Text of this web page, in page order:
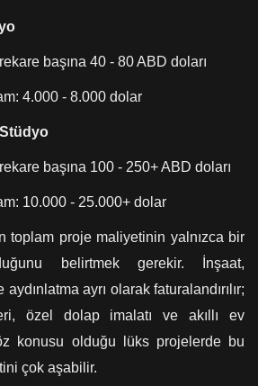
başına 40 - 80 ABD doları
4.000 - 8.000 dolar
başına 100 - 250+ ABD doları
10.000 - 25.000+ dolar
toplam proje maliyetinin yalnızca bir
belirtmek gerekir. İnşaat,
ayrı olarak faturalandırılır;
özel dolap imalatı ve akıllı ev
konusu olduğu lüks projelerde bu
çok aşabilir.